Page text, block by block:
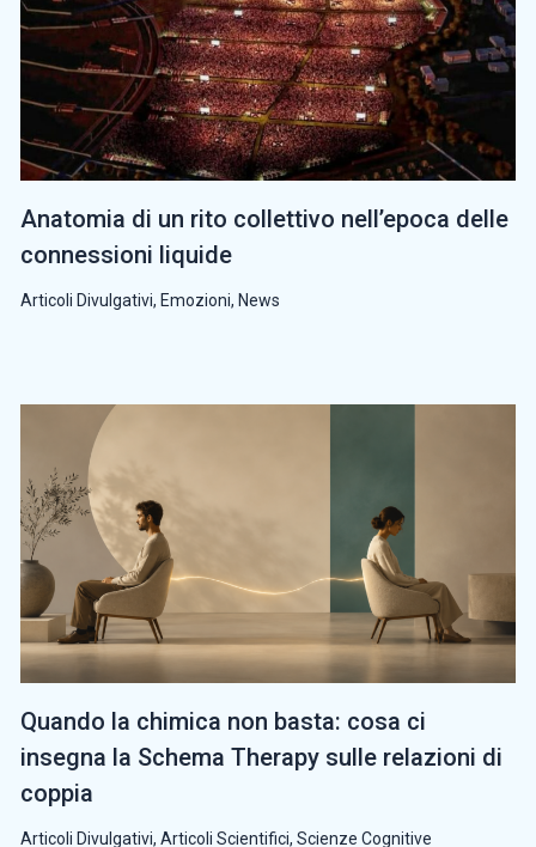
Anatomia di un rito collettivo nell’epoca delle
connessioni liquide
Articoli Divulgativi, Emozioni, News
Quando la chimica non basta: cosa ci
insegna la Schema Therapy sulle relazioni di
coppia
Articoli Divulgativi, Articoli Scientifici, Scienze Cognitive